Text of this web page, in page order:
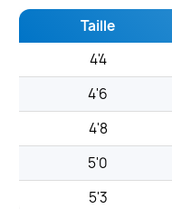
Taille
4'4
4'6
4'8
5'0
5'3